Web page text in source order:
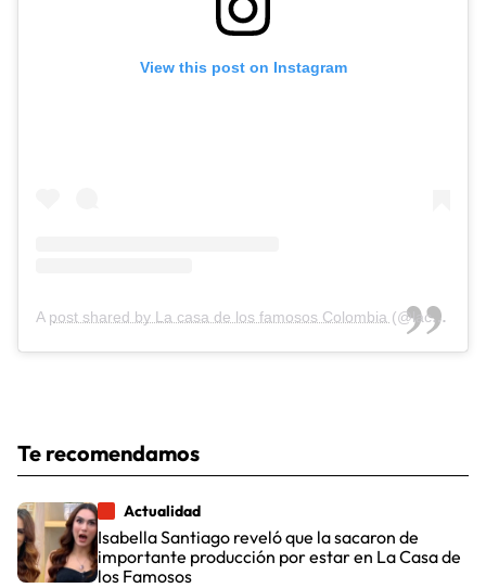
View this post on Instagram
A post shared by La casa de los famosos Colombia (@lacasadelosfamososcolombia1)
Te recomendamos
Actualidad
Isabella Santiago reveló que la sacaron de
importante producción por estar en La Casa de
los Famosos